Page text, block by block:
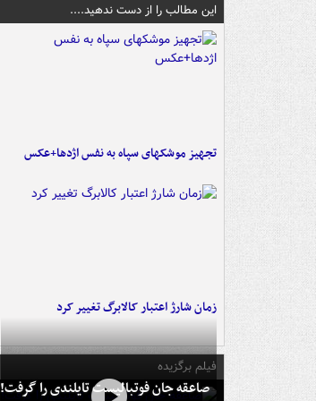
این مطالب را از دست ندهید....
تجهیز موشکهای سپاه به نفس اژدها+عکس
زمان شارژ اعتبار کالابرگ تغییر کرد
فیلم برگزیده
صاعقه جان فوتبالیست تایلندی را گرفت!